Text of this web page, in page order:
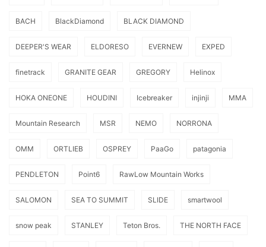
BACH BlackDiamond BLACK DIAMOND
DEEPER'S WEAR ELDORESO EVERNEW EXPED
finetrack GRANITE GEAR GREGORY Helinox
HOKA ONEONE HOUDINI Icebreaker injinji MMA
Mountain Research MSR NEMO NORRONA
OMM ORTLIEB OSPREY PaaGo patagonia
PENDLETON Point6 RawLow Mountain Works
SALOMON SEA TO SUMMIT SLIDE smartwool
snow peak STANLEY Teton Bros. THE NORTH FACE